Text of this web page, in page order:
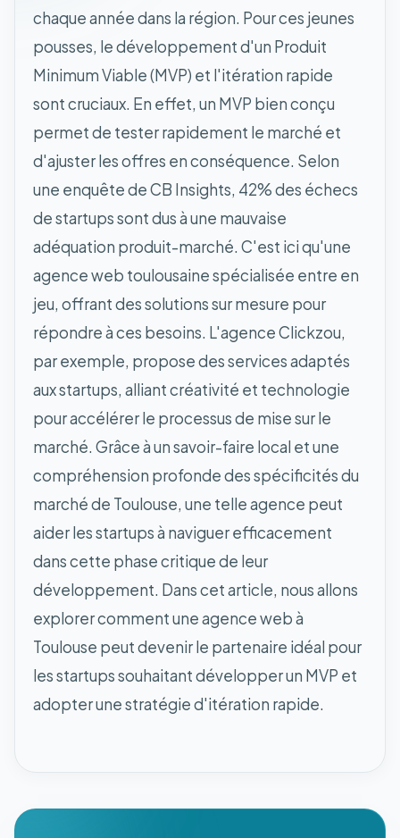
chaque année dans la région. Pour ces jeunes
pousses, le développement d'un Produit
Minimum Viable (MVP) et l'itération rapide
sont cruciaux. En effet, un MVP bien conçu
permet de tester rapidement le marché et
d'ajuster les offres en conséquence. Selon
une enquête de CB Insights, 42% des échecs
de startups sont dus à une mauvaise
adéquation produit-marché. C'est ici qu'une
agence web toulousaine spécialisée entre en
jeu, offrant des solutions sur mesure pour
répondre à ces besoins. L'agence Clickzou,
par exemple, propose des services adaptés
aux startups, alliant créativité et technologie
pour accélérer le processus de mise sur le
marché. Grâce à un savoir-faire local et une
compréhension profonde des spécificités du
marché de Toulouse, une telle agence peut
aider les startups à naviguer efficacement
dans cette phase critique de leur
développement. Dans cet article, nous allons
explorer comment une agence web à
Toulouse peut devenir le partenaire idéal pour
les startups souhaitant développer un MVP et
adopter une stratégie d'itération rapide.